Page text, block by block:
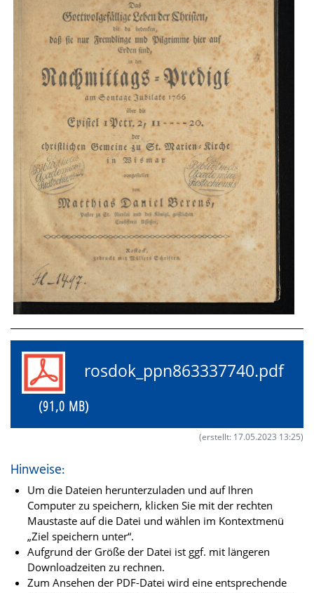
rosdok_ppn863337740.pdf
(91,0 MB)
(erstellt: 17.05.2023 13:25)
Hinweise:
Um die Dateien herunterzuladen und auf Ihren
Computer zu speichern, klicken Sie mit der rechten
Maustaste auf die Datei und wählen im Kontextmenü
„Ziel speichern unter“.
Aufgrund der Größe der Datei ist ggf. mit längeren
Downloadzeiten zu rechnen.
Zum Ansehen der PDF-Datei wird eine entsprechende